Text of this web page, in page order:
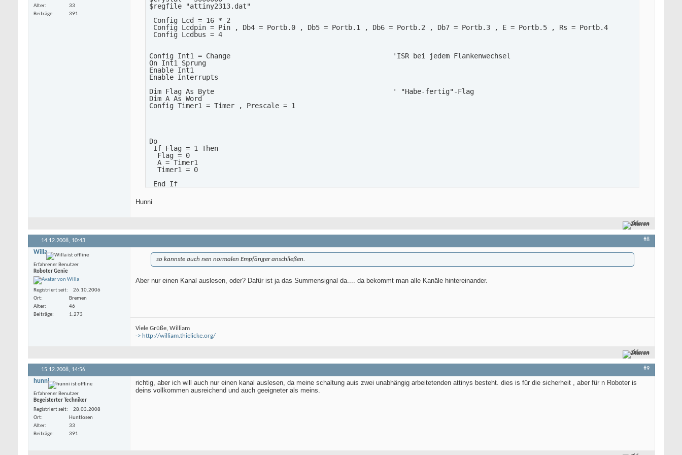
    Empf(4) = Timer1
    Case 5:
    Empf(5) = Timer1
    Case 6:
    Empf(6) = Timer1
End Select
Incr Channel
Return
Pausenerkennung:
Channel = 0
Return
Alter
33
Beiträge
391
$regfile "attiny2313.dat"
Config Lcd = 16 * 2
Config Lcdpin = Pin , Db4 = Portb.0 , Db5 = Portb.1 , Db6 = Portb.2 , Db7 = Portb.3 , E = Portb.5 , Rs = Portb.4
Config Lcdbus = 4
Config Int1 = Change                                        'ISR bei jedem Flankenwechsel
On Int1 Sprung
Enable Int1
Enable Interrupts
Dim Flag As Byte                                            ' "Habe-fertig"-Flag
Dim A As Word
Config Timer1 = Timer , Prescale = 1
Do
If Flag = 1 Then
  Flag = 0
  A = Timer1
  Timer1 = 0
End If
Loop
Else                                                       'Steigende Flanke: Impulsende
  Flag = 1
  End If
Return
Hunni
Zitieren
14.12.2008, 10:43 #8
Willa
Erfahrener Benutzer
Roboter Genie
Registriert seit
26.10.2006
Ort
Bremen
Alter
46
Beiträge
1.273
so kannste auch nen normalen Empfänger anschließen.
Aber nur einen Kanal auslesen, oder? Dafür ist ja das Summensignal da.... da bekommt man alle Kanäle hintereinander.
Viele Grüße, William
-> http://william.thielicke.org/
Zitieren
15.12.2008, 14:56 #9
hunni
Erfahrener Benutzer
Begeisterter Techniker
Registriert seit
28.03.2008
Ort
Huntlosen
Alter
33
Beiträge
391
richtig, aber ich will auch nur einen kanal auslesen, da meine schaltung auis zwei unabhängig arbeitetenden attinys besteht. dies is für die sicherheit , aber für n Roboter is
deins vollkommen ausreichend und auch geeigneter als meins.